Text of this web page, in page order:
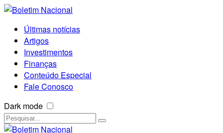
Últimas notícias
Artigos
Investimentos
Finanças
Conteúdo Especial
Fale Conosco
Dark mode